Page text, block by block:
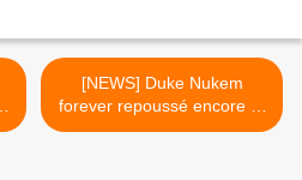
[NEWS] Duke Nukem
forever repoussé encore et
toujours >